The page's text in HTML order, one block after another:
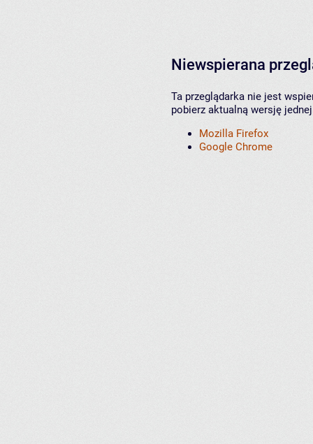
Niewspierana
Ta przeglądarka nie jest
pobierz aktualną wersję
Mozilla Firefox
Google Chrome